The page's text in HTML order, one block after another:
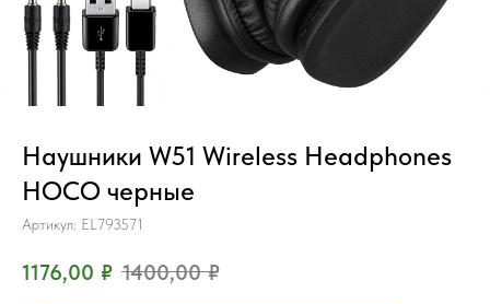
Наушники W51 Wireless Headphones
HOCO черные
Артикул: EL793571
1176,00 ₽ 1400,00 ₽